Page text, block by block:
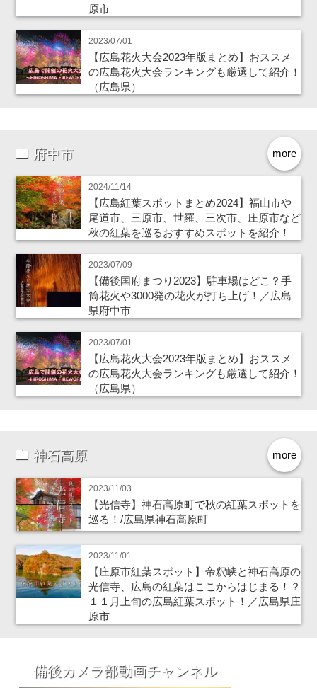
原市
2023/07/01
【広島花火大会2023年版まとめ】おススメ
の広島花火大会ランキングも厳選して紹介！
（広島県）
more
府中市
2024/11/14
【広島紅葉スポットまとめ2024】福山市や
尾道市、三原市、世羅、三次市、庄原市など
秋の紅葉を巡るおすすめスポットを紹介！
2023/07/09
【備後国府まつり2023】駐車場はどこ？手
筒花火や3000発の花火が打ち上げ！／広島
県府中市
2023/07/01
【広島花火大会2023年版まとめ】おススメ
の広島花火大会ランキングも厳選して紹介！
（広島県）
more
神石高原
2023/11/03
【光信寺】神石高原町で秋の紅葉スポットを
巡る！/広島県神石高原町
2023/11/01
【庄原市紅葉スポット】帝釈峡と神石高原の
光信寺、広島の紅葉はここからはじまる！？
１１月上旬の広島紅葉スポット！／広島県庄
原市
備後カメラ部動画チャンネル